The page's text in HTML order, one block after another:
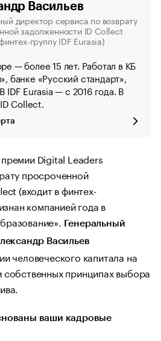
Васильев
директор сервиса по возврату
задолженности ID Collect
группу IDF Eurasia)
— более 15 лет. Работал в КБ
банке «Русский стандарт»,
IDF Eurasia — с 2016 года. В
Collect.
Digital Leaders
просроченной
(входит в финтех-
компанией года в
Генеральный
Васильев
человеческого капитала на
принципах выбора
ваши кадровые